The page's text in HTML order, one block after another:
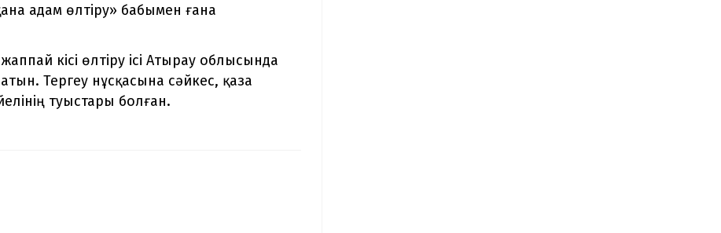
адам өлтіру» бабымен ғана
кісі өлтіру ісі Атырау облысында
Тергеу нұсқасына сәйкес, қаза
туыстары болған.